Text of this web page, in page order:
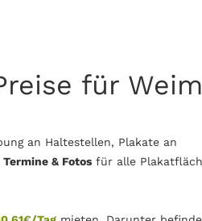
für
an Haltestellen, Plakate an
Termine & Fotos für alle